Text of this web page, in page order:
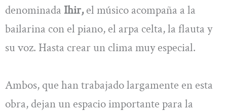
denominada Ihir,el músico acompaña a la
bailarina con el piano, el arpa celta, la flauta y
su voz. Hasta crear un clima muy especial.
Ambos, que han trabajado largamente en esta
obra, dejan un espacio importante para la